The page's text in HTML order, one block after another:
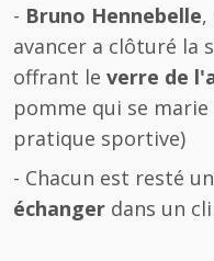
- Bruno Hennebelle,
avancer a clôturé la
offrant le verre de
pomme qui se
pratique sportive)
- Chacun est resté
échanger dans un